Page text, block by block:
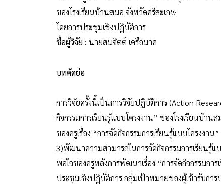
ของโรงเรียนบ้านสมอ จังหวัดศรีสะเกษ
โดยการประชุมเชิงปฏิบัติการ
ชื่อผู้วิจัย : นายสมจิตต์ เครือมาศ
บทคัดย่อ
การวิจัยครั้งนี้เป็นการวิจัยปฏิบัติการ (Action
กิจกรรมการเรียนรู้แบบโครงงาน” ของโรงเรียนบ้า
ของครูเรื่อง “การจัดกิจกรรมการเรียนรู้แบบโครงง
3)พัฒนาความสามารถในการจัดกิจกรรมการเรียนรู้
พอใจของครูหลังการพัฒนาเรื่อง “การจัดกิจกรรมกา
ประชุมเชิงปฏิบัติการ กลุ่มเป้าหมายของผู้เข้ารับกา